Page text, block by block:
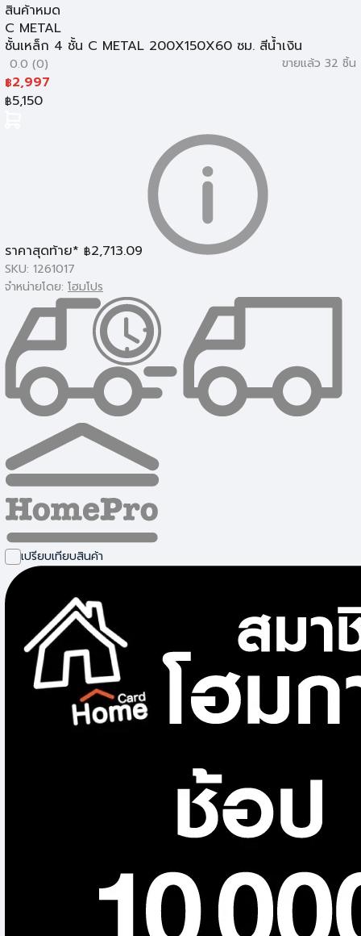
ชั้นวางและอุปกรณ์จัดเก็บ
สินค้าหมด
C METAL
ชั้นเหล็ก 4 ชั้น C METAL 200X150X60 ซม. สีน้ำเงิน
0.0 (0) ขายแล้ว 32 ชิ้น
฿2,997
฿5,150
ราคาสุดท้าย* ฿2,713.09
SKU: 1261017
จำหน่ายโดย: โฮมโปร
เปรียบเทียบสินค้า